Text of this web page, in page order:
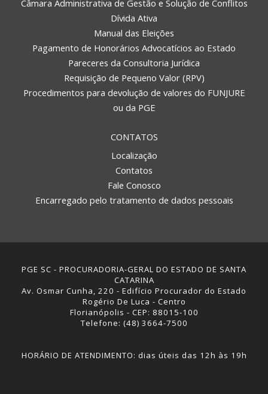
Câmara Administrativa de Gestão e Solução de Conflitos
Dívida Ativa
Manual das Eleições
Pagamento de Honorários Advocatícios ao Estado
Pareceres da Consultoria Jurídica
Requisição de Pequeno Valor (RPV)
Procedimentos para devolução de valores do FUNJURE
ou da PGE
CONTATOS
Localização
Contatos
Fale Conosco
Encarregado pelo tratamento de dados pessoais
PGE SC - PROCURADORIA-GERAL DO ESTADO DE SANTA
CATARINA
Av. Osmar Cunha, 220 - Edifício Procurador do Estado
Rogério De Luca - Centro
Florianópolis - CEP: 88015-100
Telefone: (48) 3664-7500
HORÁRIO DE ATENDIMENTO: dias úteis das 12h às 19h